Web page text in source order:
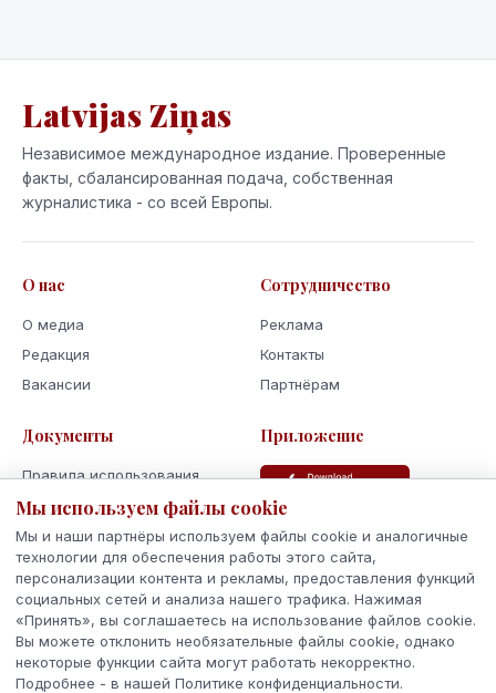
Latvijas Ziņas
Независимое международное издание. Проверенные
факты, сбалансированная подача, собственная
журналистика - со всей Европы.
О нас
О медиа
Редакция
Вакансии
Сотрудничество
Реклама
Контакты
Партнёрам
Документы
Правила использования
Политика
Использование cookie
Кодекс поведения и этики
Приложение
Мы используем файлы cookie
Мы и наши партнёры используем файлы cookie и аналогичные
технологии для обеспечения работы этого сайта,
персонализации контента и рекламы, предоставления функций
социальных сетей и анализа нашего трафика. Нажимая
«Принять», вы соглашаетесь на использование файлов cookie.
Вы можете отклонить необязательные файлы cookie, однако
некоторые функции сайта могут работать некорректно.
Подробнее - в нашей Политике конфиденциальности.